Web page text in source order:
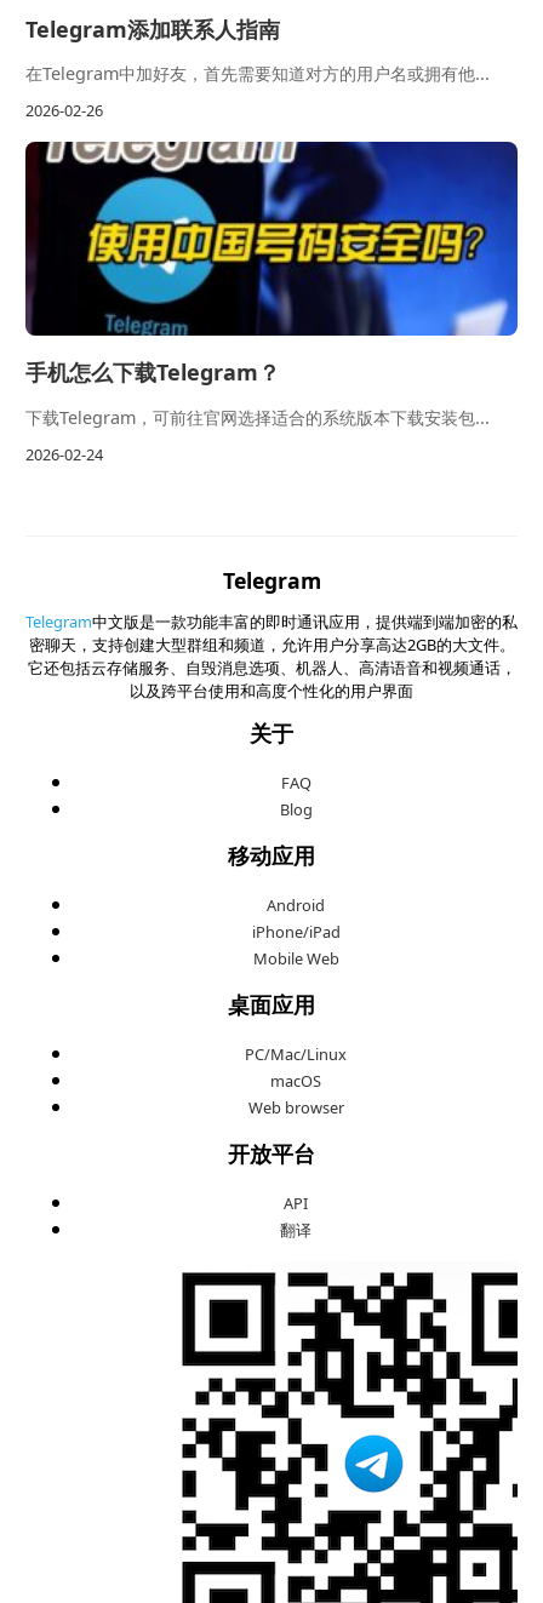
Telegram添加联系人指南
在Telegram中加好友，首先需要知道对方的用户名或拥有他...
2026-02-26
手机怎么下载Telegram？
下载Telegram，可前往官网选择适合的系统版本下载安装包...
2026-02-24
Telegram
Telegram中文版是一款功能丰富的即时通讯应用，提供端到端加密的私
密聊天，支持创建大型群组和频道，允许用户分享高达2GB的大文件。
它还包括云存储服务、自毁消息选项、机器人、高清语音和视频通话，
以及跨平台使用和高度个性化的用户界面
关于
FAQ
Blog
移动应用
Android
iPhone/iPad
Mobile Web
桌面应用
PC/Mac/Linux
macOS
Web browser
开放平台
API
翻译